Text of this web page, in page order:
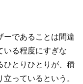
であることは間違
いる程度にすぎな
ひとりひとりが、積
っているという。